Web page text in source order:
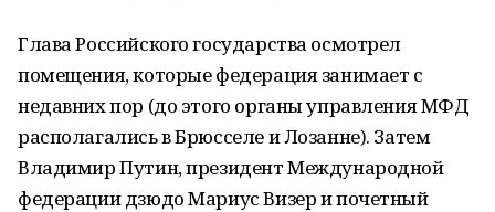
Глава Российского государства осмотрел
помещения, которые федерация занимает с
недавних пор (до этого органы управления МФД
располагались в Брюсселе и Лозанне). Затем
Владимир Путин, президент Международной
федерации дзюдо Мариус Визер и почетный